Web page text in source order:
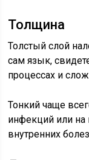
Толщина
Толстый слой
сам язык,
процессах и
Тонкий чаще
инфекций или на
внутренних